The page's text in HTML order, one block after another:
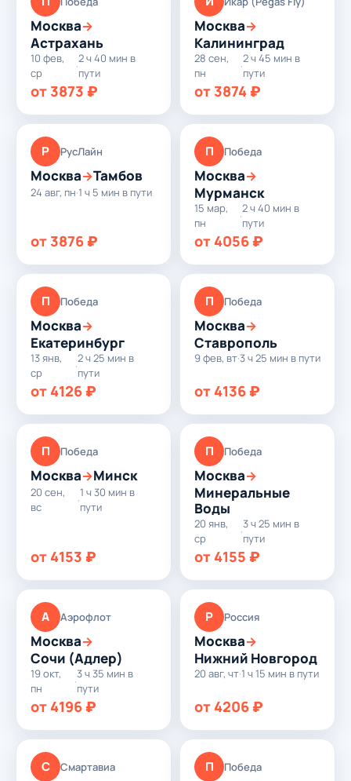
Москва→
Астрахань
10 фев,
ср
·
2 ч 40 мин в
пути
от 3873 ₽
Москва→
Калининград
28 сен,
пн
·
2 ч 45 мин в
пути
от 3874 ₽
Р РусЛайн
Москва→Тамбов
24 авг, пн·1 ч 5 мин в пути
от 3876 ₽
П Победа
Москва→
Мурманск
15 мар,
пн
·
2 ч 40 мин в
пути
от 4056 ₽
П Победа
Москва→
Екатеринбург
13 янв,
ср
·
2 ч 25 мин в
пути
от 4126 ₽
П Победа
Москва→
Ставрополь
9 фев, вт·3 ч 25 мин в пути
от 4136 ₽
П Победа
Москва→Минск
20 сен,
вс
·
1 ч 30 мин в
пути
от 4153 ₽
П Победа
Москва→
Минеральные
Воды
20 янв,
ср
·
3 ч 25 мин в
пути
от 4155 ₽
А Аэрофлот
Москва→
Сочи (Адлер)
19 окт,
пн
·
3 ч 35 мин в
пути
от 4196 ₽
Р Россия
Москва→
Нижний Новгород
20 авг, чт·1 ч 15 мин в пути
от 4206 ₽
С Смартавиа П Победа